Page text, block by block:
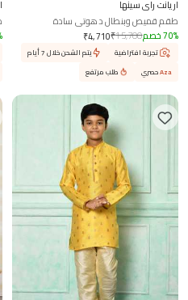
اريانت راي سينها
طقم قميص وبنطال دهوتي سادة
₹4,710₹15,700 70% خصم
تجربة افتراضية
يتم الشحن خلال 7 أيام
Azaحصري طلب مرتفع